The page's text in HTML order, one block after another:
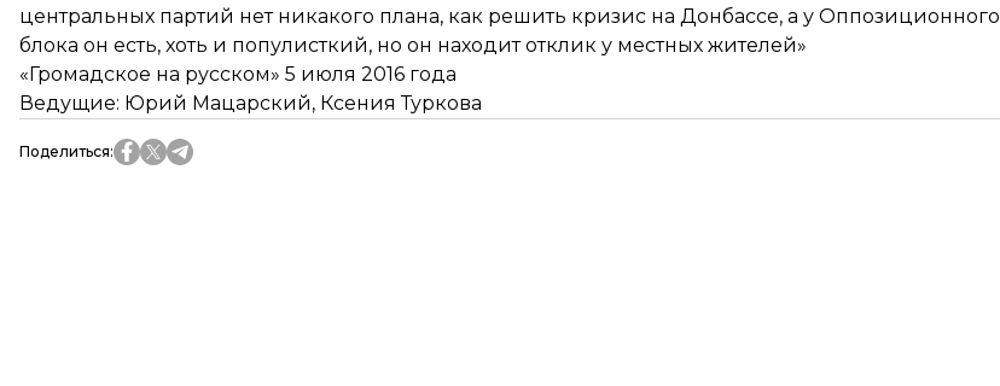
центральных партий нет никакого плана, как решить кризис на Донбассе, а у Оппозиционного
блока он есть, хоть и популисткий, но он находит отклик у местных жителей»
«Громадское на русcком» 5 июля 2016 года
Ведущие: Юрий Мацарский, Ксения Туркова
Поделиться: